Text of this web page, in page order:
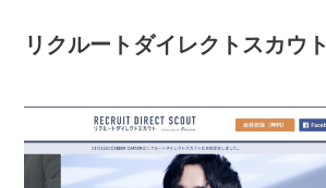
リクルートダイレクトスカウト